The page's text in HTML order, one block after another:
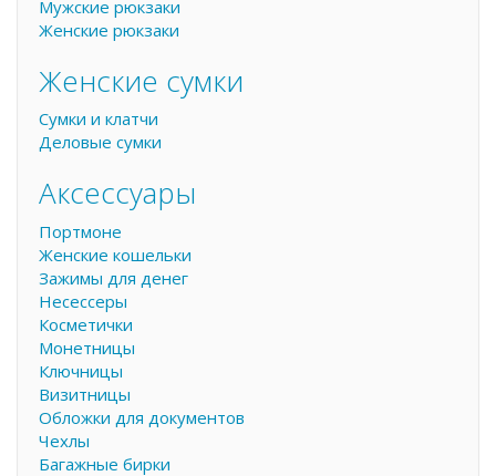
Мужские рюкзаки
Женские рюкзаки
Женские сумки
Сумки и клатчи
Деловые сумки
Аксессуары
Портмоне
Женские кошельки
Зажимы для денег
Несессеры
Косметички
Монетницы
Ключницы
Визитницы
Обложки для документов
Чехлы
Багажные бирки